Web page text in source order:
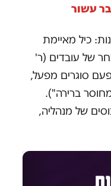
עשור
כיל מאיימת
של עובדים (ר'
סוגרים מפעל,
ברירה").
של מנהליה,